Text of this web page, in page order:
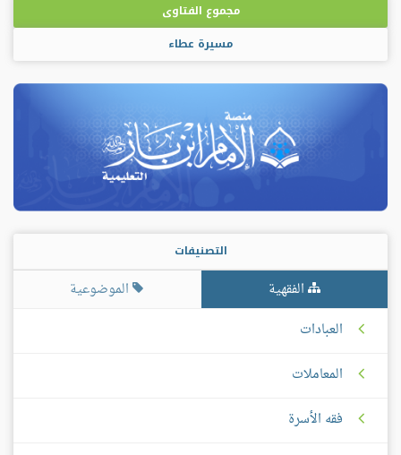
مجموع الفتاوى
مسيرة عطاء
التصنيفات
الفقهية
الموضوعية
العبادات
المعاملات
فقه الأسرة